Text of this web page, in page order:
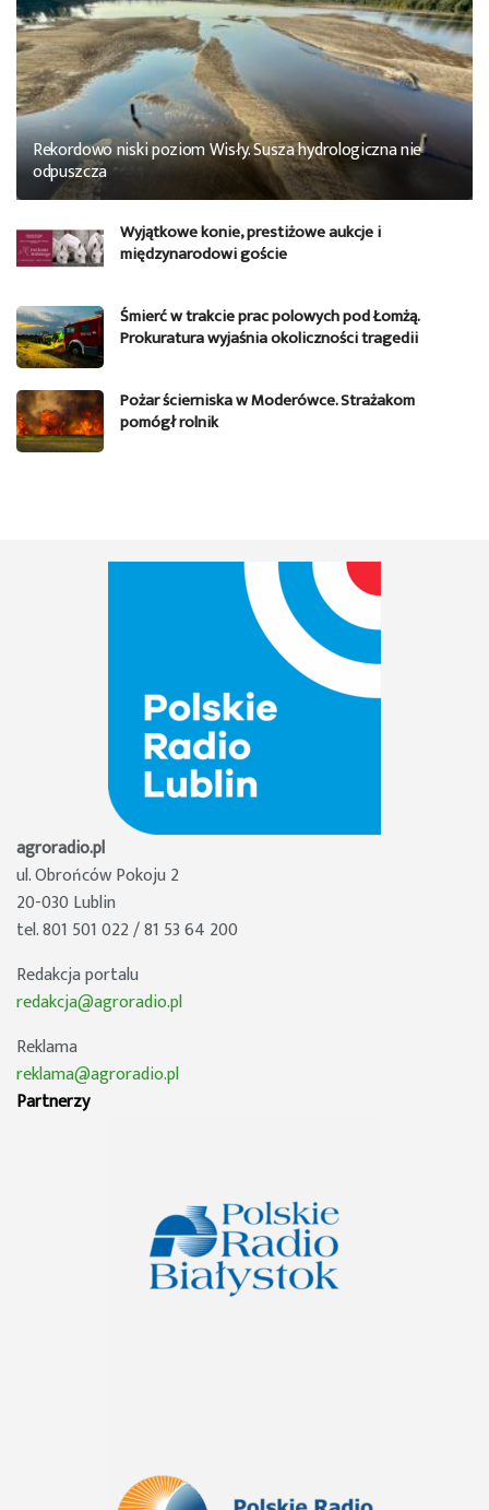
Rekordowo niski poziom Wisły. Susza hydrologiczna nie
odpuszcza
Wyjątkowe konie, prestiżowe aukcje i
międzynarodowi goście
Śmierć w trakcie prac polowych pod Łomżą.
Prokuratura wyjaśnia okoliczności tragedii
Pożar ścierniska w Moderówce. Strażakom
pomógł rolnik
agroradio.pl
ul. Obrońców Pokoju 2
20-030 Lublin
tel. 801 501 022 / 81 53 64 200
Redakcja portalu
redakcja@agroradio.pl
Reklama
reklama@agroradio.pl
Partnerzy